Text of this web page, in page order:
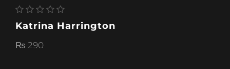
Katrina Harrington
₨ 290